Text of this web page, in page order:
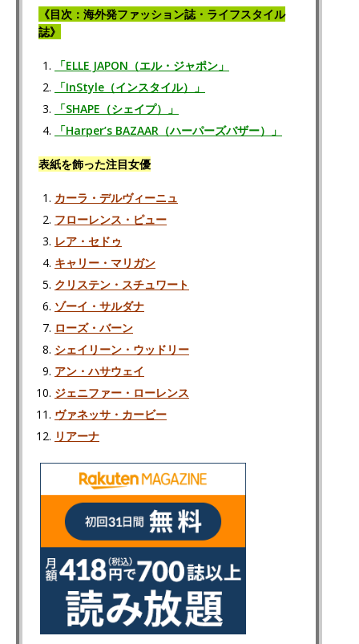
《目次：海外発ファッション誌・ライフスタイル
誌》
「ELLE JAPON（エル・ジャポン」
「InStyle（インスタイル）」
「SHAPE（シェイプ）」
「Harper’s BAZAAR（ハーパーズバザー）」
表紙を飾った注目女優
カーラ・デルヴィーニュ
フローレンス・ピュー
レア・セドゥ
キャリー・マリガン
クリステン・スチュワート
ゾーイ・サルダナ
ローズ・バーン
シェイリーン・ウッドリー
アン・ハサウェイ
ジェニファー・ローレンス
ヴァネッサ・カービー
リアーナ